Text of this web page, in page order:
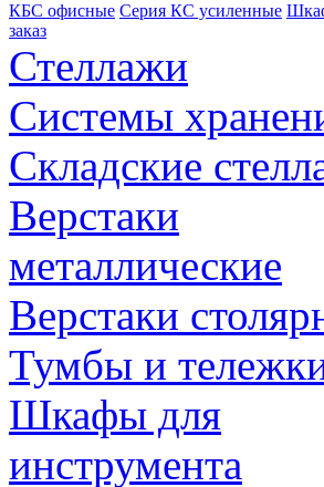
КБС офисные Серия КC усиленные
заказ
Стеллажи
Системы
Складские
Верстаки
металлические
Верстаки
Тумбы и
Шкафы для
инструмента